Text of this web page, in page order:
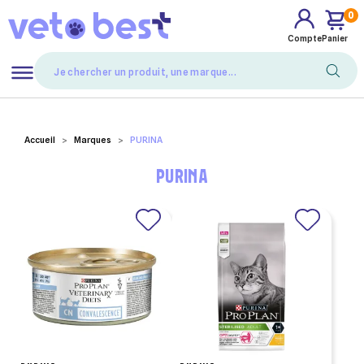
Compte
0
Panier
Accueil Marques PURINA
PURINA